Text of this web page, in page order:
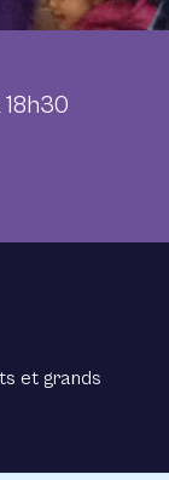
18h30
et grands